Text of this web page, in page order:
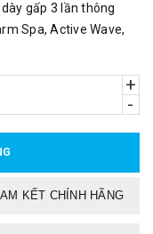
gấp 3 lần thông
Spa, Active Wave,
+
-
KẾT CHÍNH HÃNG